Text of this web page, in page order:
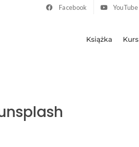
Facebook YouTube
Książka Kurs